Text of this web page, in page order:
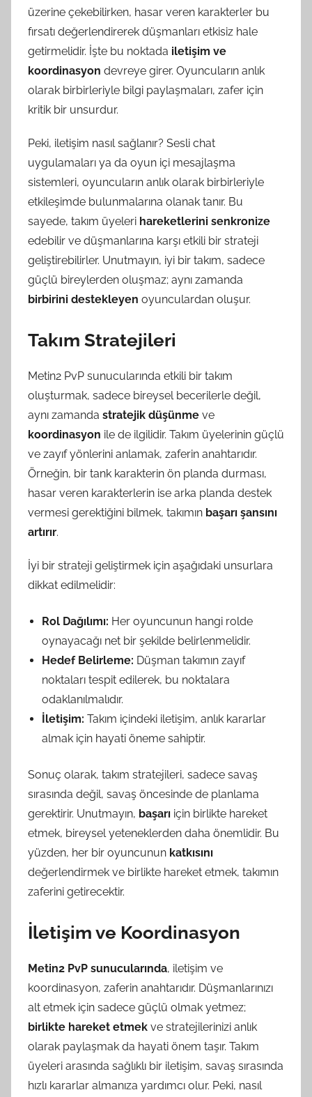
üzerine çekebilirken, hasar veren karakterler bu
fırsatı değerlendirerek düşmanları etkisiz hale
getirmelidir. İşte bu noktada iletişim ve
koordinasyon devreye girer. Oyuncuların anlık
olarak birbirleriyle bilgi paylaşmaları, zafer için
kritik bir unsurdur.
Peki, iletişim nasıl sağlanır? Sesli chat
uygulamaları ya da oyun içi mesajlaşma
sistemleri, oyuncuların anlık olarak birbirleriyle
etkileşimde bulunmalarına olanak tanır. Bu
sayede, takım üyeleri hareketlerini senkronize
edebilir ve düşmanlarına karşı etkili bir strateji
geliştirebilirler. Unutmayın, iyi bir takım, sadece
güçlü bireylerden oluşmaz; aynı zamanda
birbirini destekleyen oyunculardan oluşur.
Takım Stratejileri
Metin2 PvP sunucularında etkili bir takım
oluşturmak, sadece bireysel becerilerle değil,
aynı zamanda stratejik düşünme ve
koordinasyon ile de ilgilidir. Takım üyelerinin güçlü
ve zayıf yönlerini anlamak, zaferin anahtarıdır.
Örneğin, bir tank karakterin ön planda durması,
hasar veren karakterlerin ise arka planda destek
vermesi gerektiğini bilmek, takımın başarı şansını
artırır.
İyi bir strateji geliştirmek için aşağıdaki unsurlara
dikkat edilmelidir:
Rol Dağılımı: Her oyuncunun hangi rolde
oynayacağı net bir şekilde belirlenmelidir.
Hedef Belirleme: Düşman takımın zayıf
noktaları tespit edilerek, bu noktalara
odaklanılmalıdır.
İletişim: Takım içindeki iletişim, anlık kararlar
almak için hayati öneme sahiptir.
Sonuç olarak, takım stratejileri, sadece savaş
sırasında değil, savaş öncesinde de planlama
gerektirir. Unutmayın, başarı için birlikte hareket
etmek, bireysel yeteneklerden daha önemlidir. Bu
yüzden, her bir oyuncunun katkısını
değerlendirmek ve birlikte hareket etmek, takımın
zaferini getirecektir.
İletişim ve Koordinasyon
Metin2 PvP sunucularında, iletişim ve
koordinasyon, zaferin anahtarıdır. Düşmanlarınızı
alt etmek için sadece güçlü olmak yetmez;
birlikte hareket etmek ve stratejilerinizi anlık
olarak paylaşmak da hayati önem taşır. Takım
üyeleri arasında sağlıklı bir iletişim, savaş sırasında
hızlı kararlar almanıza yardımcı olur. Peki, nasıl